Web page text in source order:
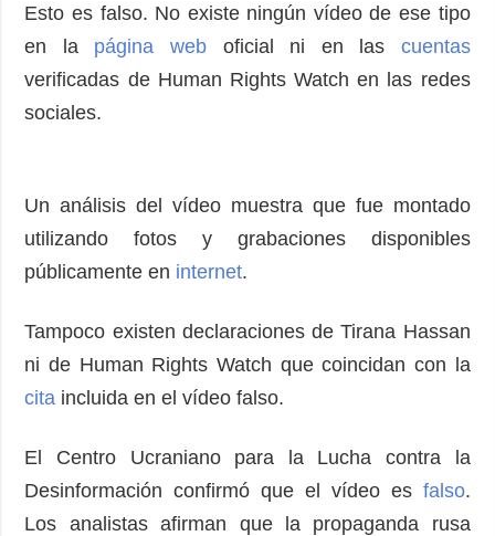
Esto es falso. No existe ningún vídeo de ese tipo
en la página web oficial ni en las cuentas
verificadas de Human Rights Watch en las redes
sociales.
Un análisis del vídeo muestra que fue montado
utilizando fotos y grabaciones disponibles
públicamente en internet.
Tampoco existen declaraciones de Tirana Hassan
ni de Human Rights Watch que coincidan con la
cita incluida en el vídeo falso.
El Centro Ucraniano para la Lucha contra la
Desinformación confirmó que el vídeo es falso.
Los analistas afirman que la propaganda rusa